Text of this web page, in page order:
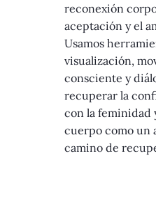
reconexión
aceptación y el
Usamos
visualización,
consciente y
recuperar la
con la feminidad
cuerpo como un
camino de